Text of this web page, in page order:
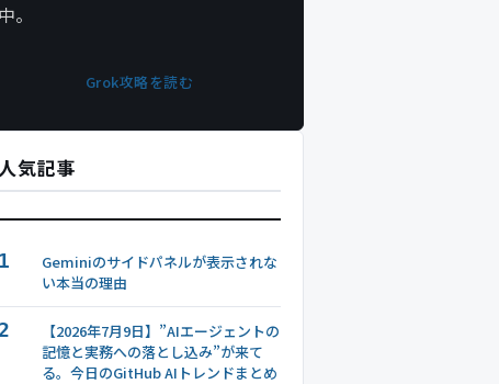
中。
Grok攻略を読む
気記事
1
Geminiのサイドパネルが表示されな
い本当の理由
2
【2026年7月9日】”AIエージェントの
記憶と実務への落とし込み”が来て
る。今日のGitHub AIトレンドまとめ